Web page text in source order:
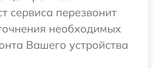
сервиса перезвонит
необходимых
Вашего устройства